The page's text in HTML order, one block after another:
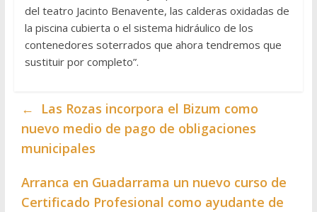
del teatro Jacinto Benavente, las calderas oxidadas de
la piscina cubierta o el sistema hidráulico de los
contenedores soterrados que ahora tendremos que
sustituir por completo”.
←
Las Rozas incorpora el Bizum como
nuevo medio de pago de obligaciones
municipales
Arranca en Guadarrama un nuevo curso de
Certificado Profesional como ayudante de